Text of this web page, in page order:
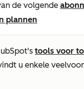
de volgende
plannen
tools voor
u enkele